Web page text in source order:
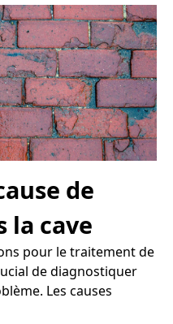
de
la cave
pour le traitement de
de diagnostiquer
Les causes